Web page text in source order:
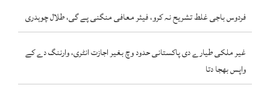
فردوس باجی غلط تشریح نہ کرو، فیئر معافی منگنی پے گی، طلال چوہدری
غیر ملکی طیارے دی پاکستانی حدود وچ بغیر اجازت انٹری، وارننگ دے کے
واپس بھجا دتا